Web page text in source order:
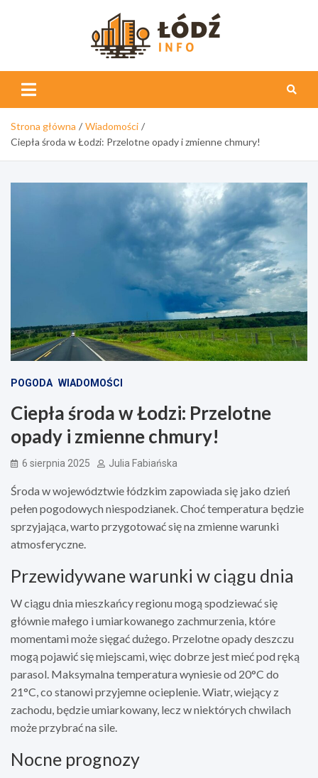
Info
Strona główna
Wiadomości
Ciepła środa w Łodzi: Przelotne opady i zmienne chmury!
POGODA WIADOMOŚCI
Ciepła środa w Łodzi: Przelotne
opady i zmienne chmury!
6 sierpnia 2025 Julia Fabiańska
Środa w województwie łódzkim zapowiada się jako dzień
pełen pogodowych niespodzianek. Choć temperatura będzie
sprzyjająca, warto przygotować się na zmienne warunki
atmosferyczne.
Przewidywane warunki w ciągu dnia
W ciągu dnia mieszkańcy regionu mogą spodziewać się
głównie małego i umiarkowanego zachmurzenia, które
momentami może sięgać dużego. Przelotne opady deszczu
mogą pojawić się miejscami, więc dobrze jest mieć pod ręką
parasol. Maksymalna temperatura wyniesie od 20°C do
21°C, co stanowi przyjemne ocieplenie. Wiatr, wiejący z
zachodu, będzie umiarkowany, lecz w niektórych chwilach
może przybrać na sile.
Nocne prognozy